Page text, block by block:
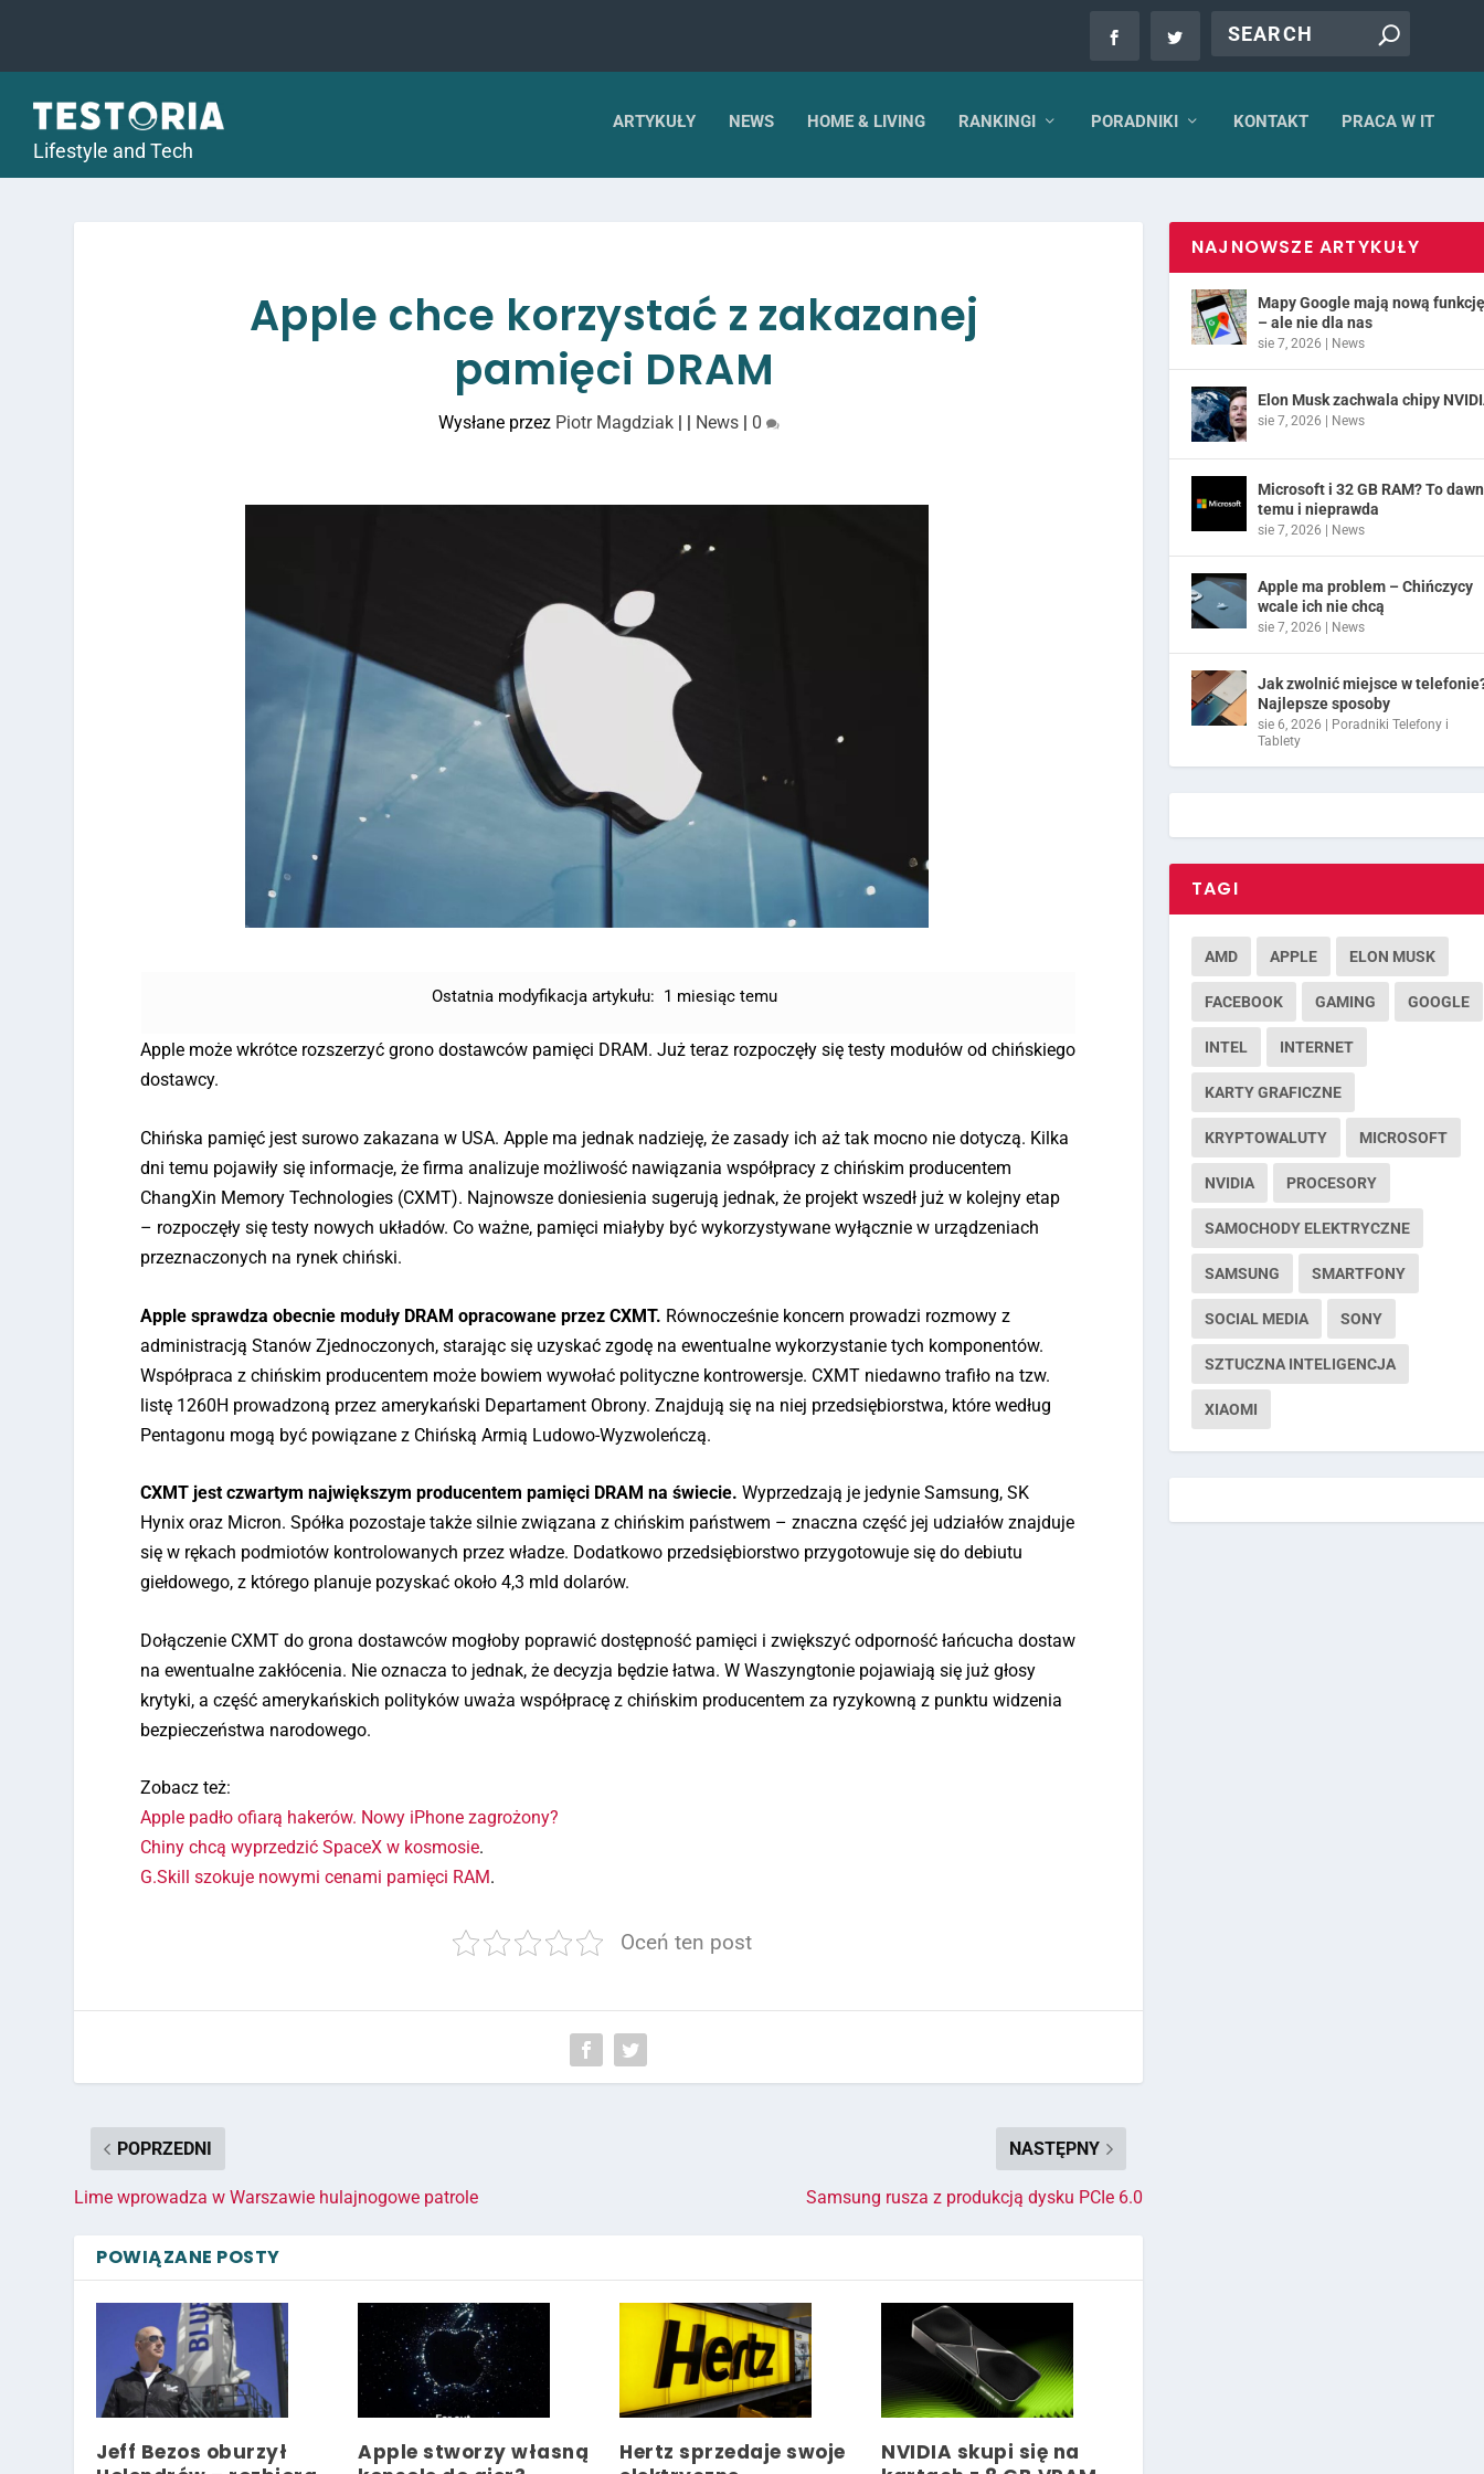
Lifestyle and Tech
ARTYKUŁY NEWS HOME & LIVING RANKINGI PORADNIKI KONTAKT PRACA W IT
Apple chce korzystać z zakazanej
pamięci DRAM
Wysłane przez Piotr Magdziak| | News| 0
Ostatnia modyfikacja artykułu: 1 miesiąc temu
Apple może wkrótce rozszerzyć grono dostawców pamięci DRAM. Już teraz rozpoczęły się testy modułów od chińskiego
dostawcy.
Chińska pamięć jest surowo zakazana w USA. Apple ma jednak nadzieję, że zasady ich aż tak mocno nie dotyczą. Kilka
dni temu pojawiły się informacje, że firma analizuje możliwość nawiązania współpracy z chińskim producentem
ChangXin Memory Technologies (CXMT). Najnowsze doniesienia sugerują jednak, że projekt wszedł już w kolejny etap
– rozpoczęły się testy nowych układów. Co ważne, pamięci miałyby być wykorzystywane wyłącznie w urządzeniach
przeznaczonych na rynek chiński.
Apple sprawdza obecnie moduły DRAM opracowane przez CXMT. Równocześnie koncern prowadzi rozmowy z
administracją Stanów Zjednoczonych, starając się uzyskać zgodę na ewentualne wykorzystanie tych komponentów.
Współpraca z chińskim producentem może bowiem wywołać polityczne kontrowersje. CXMT niedawno trafiło na tzw.
listę 1260H prowadzoną przez amerykański Departament Obrony. Znajdują się na niej przedsiębiorstwa, które według
Pentagonu mogą być powiązane z Chińską Armią Ludowo-Wyzwoleńczą.
CXMT jest czwartym największym producentem pamięci DRAM na świecie. Wyprzedzają je jedynie Samsung, SK
Hynix oraz Micron. Spółka pozostaje także silnie związana z chińskim państwem – znaczna część jej udziałów znajduje
się w rękach podmiotów kontrolowanych przez władze. Dodatkowo przedsiębiorstwo przygotowuje się do debiutu
giełdowego, z którego planuje pozyskać około 4,3 mld dolarów.
Dołączenie CXMT do grona dostawców mogłoby poprawić dostępność pamięci i zwiększyć odporność łańcucha dostaw
na ewentualne zakłócenia. Nie oznacza to jednak, że decyzja będzie łatwa. W Waszyngtonie pojawiają się już głosy
krytyki, a część amerykańskich polityków uważa współpracę z chińskim producentem za ryzykowną z punktu widzenia
bezpieczeństwa narodowego.
Zobacz też:
Apple padło ofiarą hakerów. Nowy iPhone zagrożony?
Chiny chcą wyprzedzić SpaceX w kosmosie.
G.Skill szokuje nowymi cenami pamięci RAM.
Oceń ten post
POPRZEDNI
Lime wprowadza w Warszawie hulajnogowe patrole
NASTĘPNY
Samsung rusza z produkcją dysku PCIe 6.0
POWIĄZANE POSTY
Jeff Bezos oburzył
Apple stworzy własną
Hertz sprzedaje swoje
NVIDIA skupi się na
NAJNOWSZE ARTYKUŁY
Mapy Google mają nową funkcję
– ale nie dla nas
sie 7, 2026 | News
Elon Musk zachwala chipy
sie 7, 2026 | News
Microsoft i 32 GB RAM? To
temu i nieprawda
sie 7, 2026 | News
Apple ma problem – Chińczycy
wcale ich nie chcą
sie 7, 2026 | News
Jak zwolnić miejsce w
Najlepsze sposoby
sie 6, 2026 | Poradniki Telefony i
Tablety
TAGI
AMD APPLE ELON MUSK
FACEBOOK GAMING GOOGLE
INTEL INTERNET
KARTY GRAFICZNE
KRYPTOWALUTY MICROSOFT
NVIDIA PROCESORY
SAMOCHODY ELEKTRYCZNE
SAMSUNG SMARTFONY
SOCIAL MEDIA SONY
SZTUCZNA INTELIGENCJA
XIAOMI